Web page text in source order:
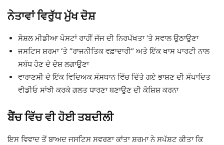
ਨੇਤਾਵਾਂ ਵਿਰੁੱਧ ਮੁੱਖ ਦੋਸ਼
ਸੋਸ਼ਲ ਮੀਡੀਆ ਪੋਸਟਾਂ ਰਾਹੀਂ ਜੱਜ ਦੀ ਨਿਰਪੱਖਤਾ ‘ਤੇ ਸਵਾਲ ਉਠਾਉਣਾ
ਜਸਟਿਸ ਸ਼ਰਮਾ ‘ਤੇ “ਰਾਜਨੀਤਿਕ ਵਫ਼ਾਦਾਰੀ” ਅਤੇ ਇੱਕ ਖਾਸ ਪਾਰਟੀ ਨਾਲ
ਸਬੰਧ ਹੋਣ ਦੇ ਦੋਸ਼ ਲਗਾਉਣਾ
ਵਾਰਾਣਸੀ ਦੇ ਇੱਕ ਵਿਦਿਅਕ ਸੰਸਥਾਨ ਵਿੱਚ ਦਿੱਤੇ ਗਏ ਭਾਸ਼ਣ ਦੀ ਸੰਪਾਦਿਤ
ਵੀਡੀਓ ਸਾਂਝੀ ਕਰਕੇ ਗਲਤ ਧਾਰਣਾ ਬਣਾਉਣ ਦੀ ਕੋਸ਼ਿਸ਼ ਕਰਨਾ
ਬੈਂਚ ਵਿੱਚ ਵੀ ਹੋਈ ਤਬਦੀਲੀ
ਇਸ ਵਿਵਾਦ ਤੋਂ ਬਾਅਦ ਜਸਟਿਸ ਸਵਰਣਾ ਕਾਂਤਾ ਸ਼ਰਮਾ ਨੇ ਸਪੱਸ਼ਟ ਕੀਤਾ ਕਿ